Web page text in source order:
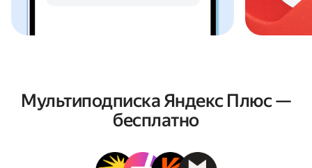
Мультиподписка Яндекс Плюс —
бесплатно